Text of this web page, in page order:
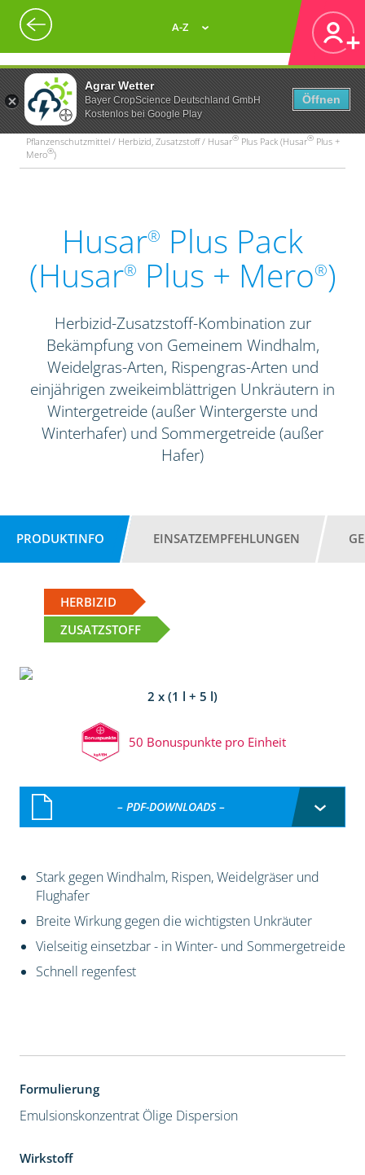
Agrar Wetter
Bayer CropScience Deutschland GmbH
Kostenlos bei Google Play
Öffnen
A-Z
Pflanzenschutzmittel / Herbizid, Zusatzstoff / Husar® Plus Pack (Husar® Plus +
Mero®)
Husar® Plus Pack
(Husar® Plus + Mero®)
Herbizid-Zusatzstoff-Kombination zur
Bekämpfung von Gemeinem Windhalm,
Weidelgras-Arten, Rispengras-Arten und
einjährigen zweikeimblättrigen Unkräutern in
Wintergetreide (außer Wintergerste und
Winterhafer) und Sommergetreide (außer
Hafer)
PRODUKTINFO EINSATZEMPFEHLUNGEN
HERBIZID
ZUSATZSTOFF
2 x (1 l + 5 l)
50 Bonuspunkte pro Einheit
– PDF-DOWNLOADS –
Stark gegen Windhalm, Rispen, Weidelgräser und
Flughafer
Breite Wirkung gegen die wichtigsten Unkräuter
Vielseitig einsetzbar - in Winter- und Sommergetreide
Schnell regenfest
Formulierung
Emulsionskonzentrat Ölige Dispersion
Wirkstoff